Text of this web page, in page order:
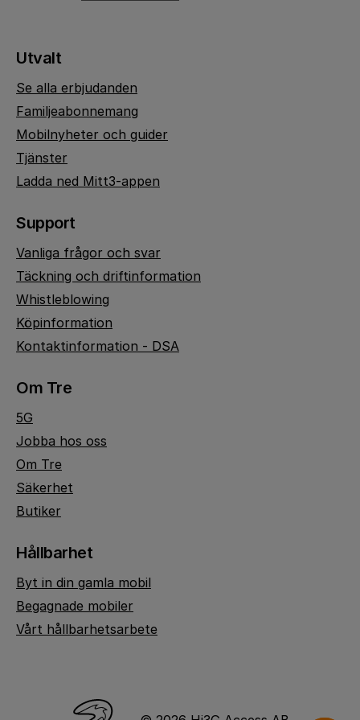
Utvalt
Se alla erbjudanden
Familjeabonnemang
Mobilnyheter och guider
Tjänster
Ladda ned Mitt3-appen
Support
Vanliga frågor och svar
Täckning och driftinformation
Whistleblowing
Köpinformation
Kontaktinformation - DSA
Om Tre
5G
Jobba hos oss
Om Tre
Säkerhet
Butiker
Hållbarhet
Byt in din gamla mobil
Begagnade mobiler
Vårt hållbarhetsarbete